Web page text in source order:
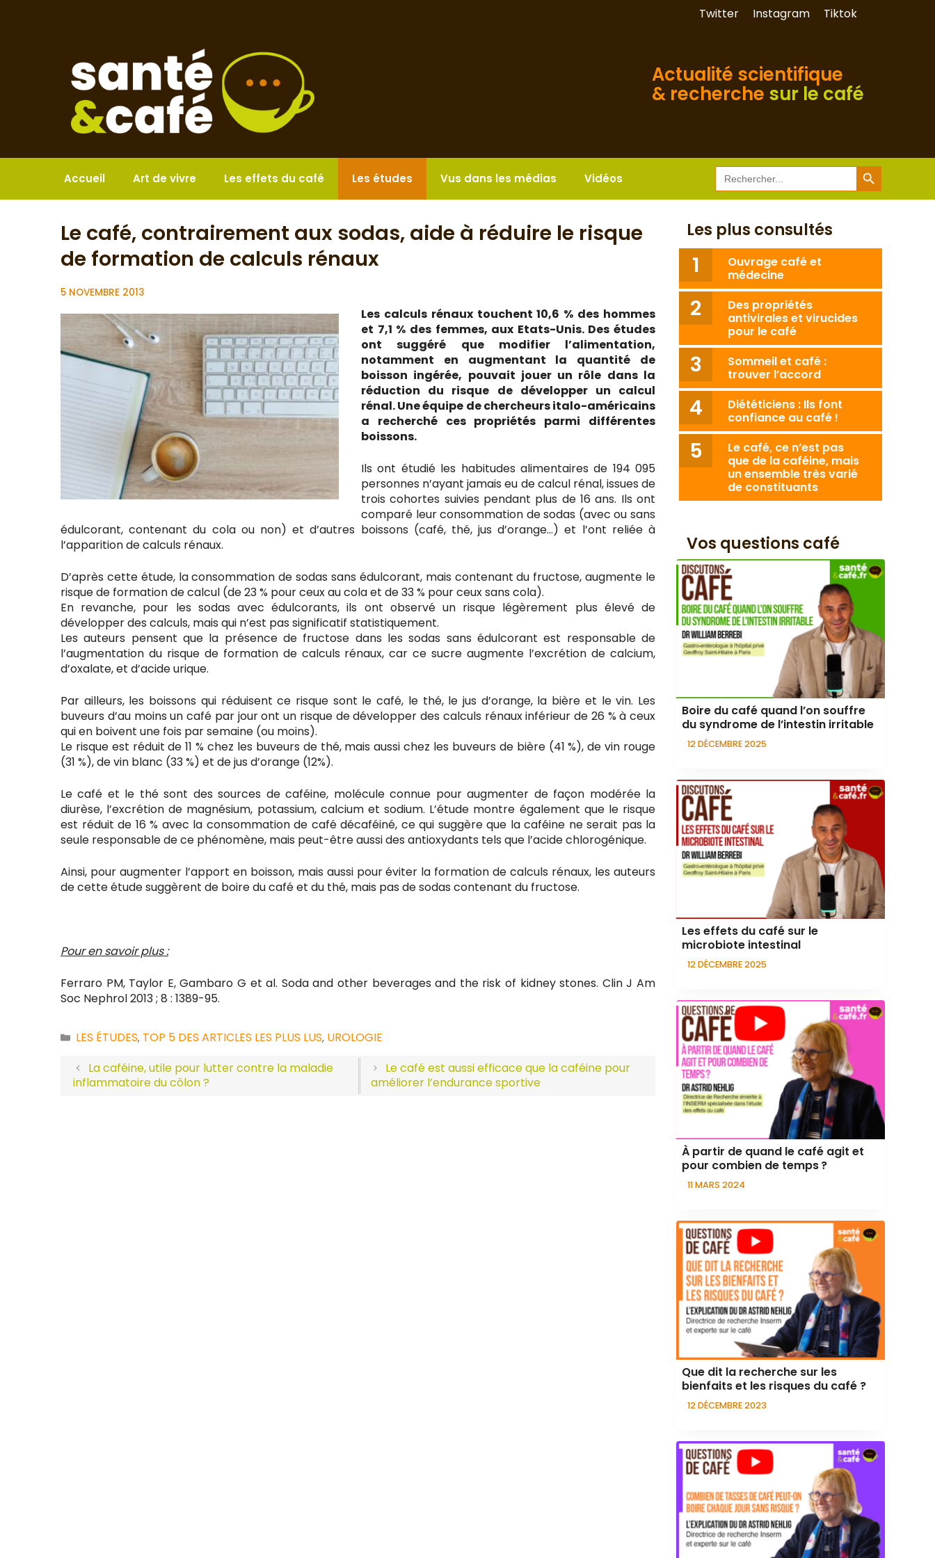
Twitter Instagram Tiktok
Actualité scientifique
& recherche sur le café
Accueil Art de vivre Les effets du café Les études Vus dans les médias Vidéos Search
for:
Search Button
Le café, contrairement aux sodas, aide à réduire le risque
de formation de calculs rénaux
5 NOVEMBRE 2013
Les calculs rénaux touchent 10,6 % des hommes
et 7,1 % des femmes, aux Etats-Unis. Des études
ont suggéré que modifier l’alimentation,
notamment en augmentant la quantité de
boisson ingérée, pouvait jouer un rôle dans la
réduction du risque de développer un calcul
rénal. Une équipe de chercheurs italo-américains
a recherché ces propriétés parmi différentes
boissons.
Ils ont étudié les habitudes alimentaires de 194 095
personnes n’ayant jamais eu de calcul rénal, issues de
trois cohortes suivies pendant plus de 16 ans. Ils ont
comparé leur consommation de sodas (avec ou sans
édulcorant, contenant du cola ou non) et d’autres boissons (café, thé, jus d’orange…) et l’ont reliée à
l’apparition de calculs rénaux.
D’après cette étude, la consommation de sodas sans édulcorant, mais contenant du fructose, augmente le
risque de formation de calcul (de 23 % pour ceux au cola et de 33 % pour ceux sans cola).
En revanche, pour les sodas avec édulcorants, ils ont observé un risque légèrement plus élevé de
développer des calculs, mais qui n’est pas significatif statistiquement.
Les auteurs pensent que la présence de fructose dans les sodas sans édulcorant est responsable de
l’augmentation du risque de formation de calculs rénaux, car ce sucre augmente l’excrétion de calcium,
d’oxalate, et d’acide urique.
Par ailleurs, les boissons qui réduisent ce risque sont le café, le thé, le jus d’orange, la bière et le vin. Les
buveurs d’au moins un café par jour ont un risque de développer des calculs rénaux inférieur de 26 % à ceux
qui en boivent une fois par semaine (ou moins).
Le risque est réduit de 11 % chez les buveurs de thé, mais aussi chez les buveurs de bière (41 %), de vin rouge
(31 %), de vin blanc (33 %) et de jus d’orange (12%).
Le café et le thé sont des sources de caféine, molécule connue pour augmenter de façon modérée la
diurèse, l’excrétion de magnésium, potassium, calcium et sodium. L’étude montre également que le risque
est réduit de 16 % avec la consommation de café décaféiné, ce qui suggère que la caféine ne serait pas la
seule responsable de ce phénomène, mais peut-être aussi des antioxydants tels que l’acide chlorogénique.
Ainsi, pour augmenter l’apport en boisson, mais aussi pour éviter la formation de calculs rénaux, les auteurs
de cette étude suggèrent de boire du café et du thé, mais pas de sodas contenant du fructose.
Pour en savoir plus :
Ferraro PM, Taylor E, Gambaro G et al. Soda and other beverages and the risk of kidney stones. Clin J Am
Soc Nephrol 2013 ; 8 : 1389-95.
Catégories
LES ÉTUDES, TOP 5 DES ARTICLES LES PLUS LUS, UROLOGIE
La caféine, utile pour lutter contre la maladie
inflammatoire du côlon ?
Le café est aussi efficace que la caféine pour
améliorer l’endurance sportive
Les plus consultés
Ouvrage café et
médecine
Des propriétés
antivirales et virucides
pour le café
Sommeil et café :
trouver l’accord
Diététiciens : Ils font
confiance au café !
Le café, ce n’est pas
que de la caféine, mais
un ensemble très varié
de constituants
Vos questions café
Boire du café quand l’on souffre
du syndrome de l’intestin irritable
12 DÉCEMBRE 2025
Les effets du café sur le
microbiote intestinal
12 DÉCEMBRE 2025
À partir de quand le café agit et
pour combien de temps ?
11 MARS 2024
Que dit la recherche sur les
bienfaits et les risques du café ?
12 DÉCEMBRE 2023